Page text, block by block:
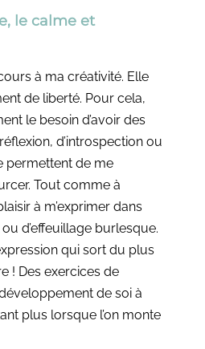
le calme et
à ma créativité. Elle
de liberté. Pour cela,
le besoin d’avoir des
d’introspection ou
permettent de me
Tout comme à
à m’exprimer dans
d’effeuillage burlesque.
qui sort du plus
! Des exercices de
de soi à
plus lorsque l’on monte